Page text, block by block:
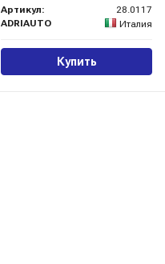
Артикул:
28.0117
ADRIAUTO
Италия
Купить